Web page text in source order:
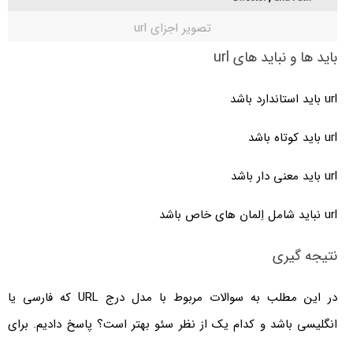
تصویر اجزای url
باید ها و نباید های url
url باید استاندارد باشد
url باید کوتاه باشد
url باید معنی دار باشد
url نباید شامل اِلمان های خاص باشد
نتیجه گیری
در این مطلب به سوالات مربوط با مدل درج URL که فارسی یا
انگلیسی باشد و کدام یک از نظر سئو بهتر است؟ پاسخ دادیم. برای